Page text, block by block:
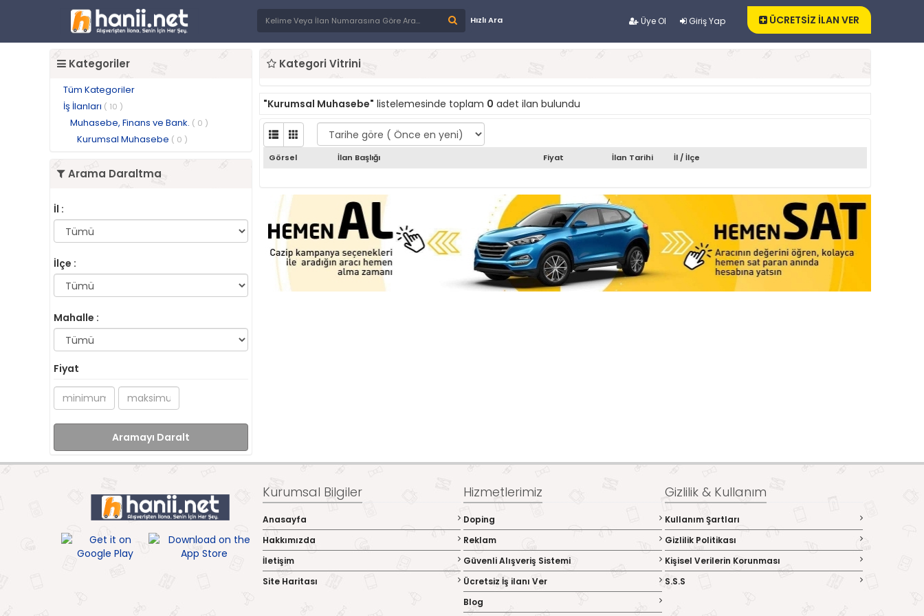
Üye Ol Giriş Yap
Hızlı Ara ÜCRETSİZ İLAN VER
Kategoriler
Tüm Kategoriler
İş İlanları ( 10 )
Muhasebe, Finans ve Bank. ( 0 )
Kurumsal Muhasebe ( 0 )
Arama Daraltma
İl :
İlçe :
Mahalle :
Fiyat
Aramayı Daralt
Kategori Vitrini
"Kurumsal Muhasebe" listelemesinde toplam 0 adet ilan bulundu
Görsel İlan Başlığı Fiyat İlan Tarihi İl / İlçe
Kurumsal Bilgiler
Anasayfa
Hakkımızda
İletişim
Site Haritası
Hizmetlerimiz
Doping
Reklam
Güvenli Alışveriş Sistemi
Ücretsiz İş ilanı Ver
Blog
Gizlilik & Kullanım
Kullanım Şartları
Gizlilik Politikası
Kişisel Verilerin Korunması
S.S.S